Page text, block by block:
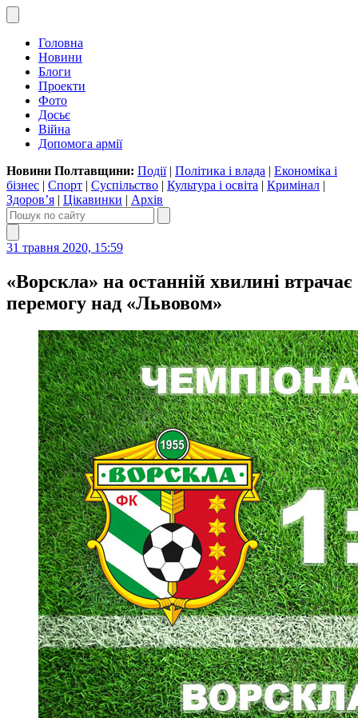
Головна
Новини
Блоги
Проекти
Фото
Досьє
Війна
Допомога армії
Новини Полтавщини: Події| Політика і влада | Економіка і
бізнес | Спорт | Суспільство | Культура і освіта | Кримінал |
Здоров’я | Цікавинки | Архів
31 травня 2020, 15:59
«Ворскла» на останній хвилині втрачає
перемогу над «Львовом»